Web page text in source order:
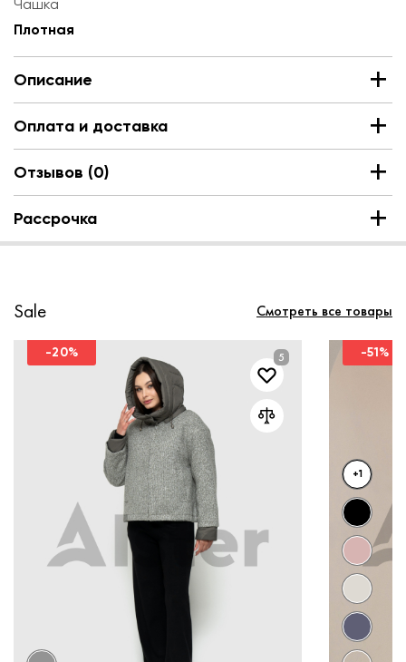
Чашка
Плотная
Описание
Оплата и доставка
Отзывов (0)
Рассрочка
Sale Смотреть все товары
-20% -51%
+1